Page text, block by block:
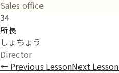
Sales office
34
所長
しょちょう
Director
← Previous LessonNext Lesson